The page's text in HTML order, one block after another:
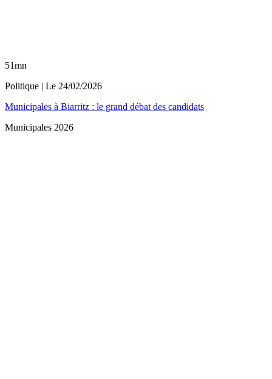
51mn
Politique | Le 24/02/2026
Municipales à Biarritz : le grand débat des candidats
Municipales 2026